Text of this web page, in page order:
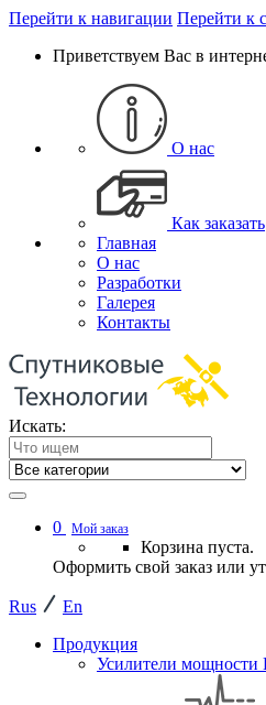
Перейти к навигации Перейти к
Приветствуем Вас в
О нас
Как заказать
Главная
О нас
Разработки
Галерея
Контакты
Искать:
0 Мой заказ
Корзина пуста.
Оформить свой заказ или
Rus
En
Продукция
Усилители мощности